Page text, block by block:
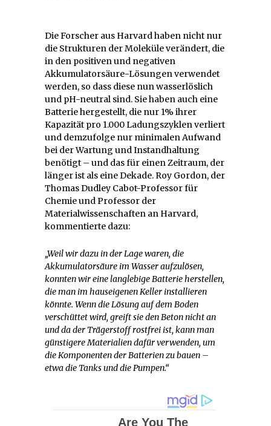
Die Forscher aus Harvard haben nicht nur
die Strukturen der Moleküle verändert, die
in den positiven und negativen
Akkumulatorsäure-Lösungen verwendet
werden, so dass diese nun wasserlöslich
und pH-neutral sind. Sie haben auch eine
Batterie hergestellt, die nur 1% ihrer
Kapazität pro 1.000 Ladungszyklen verliert
und demzufolge nur minimalen Aufwand
bei der Wartung und Instandhaltung
benötigt – und das für einen Zeitraum, der
länger ist als eine Dekade. Roy Gordon, der
Thomas Dudley Cabot-Professor für
Chemie und Professor der
Materialwissenschaften an Harvard,
kommentierte dazu:
„Weil wir dazu in der Lage waren, die
Akkumulatorsäure im Wasser aufzulösen,
konnten wir eine langlebige Batterie herstellen,
die man im hauseigenen Keller installieren
könnte. Wenn die Lösung auf dem Boden
verschüttet wird, greift sie den Beton nicht an
und da der Trägerstoff rostfrei ist, kann man
günstigere Materialien dafür verwenden, um
die Komponenten der Batterien zu bauen –
etwa die Tanks und die Pumpen.“